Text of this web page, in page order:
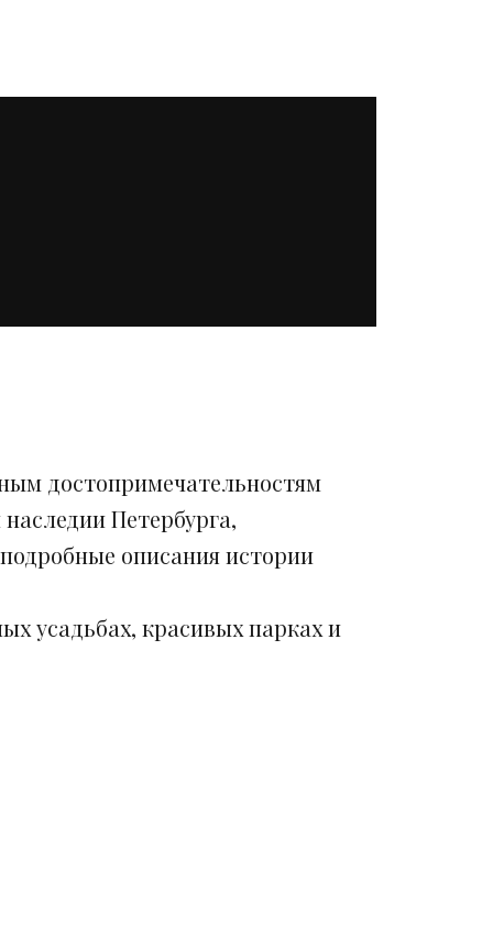
достопримечательностям
Петербурга,
описания истории
усадьбах, красивых парках и